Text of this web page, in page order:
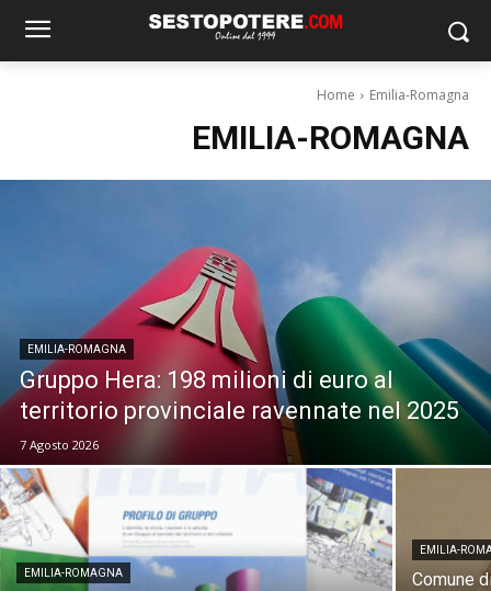
Home Emilia-Romagna
EMILIA-ROMAGNA
EMILIA-ROMAGNA
Gruppo Hera: 198 milioni di euro al
territorio provinciale ravennate nel 2025
7 Agosto 2026
EMILIA-ROMAGNA
EMILIA-
Comune